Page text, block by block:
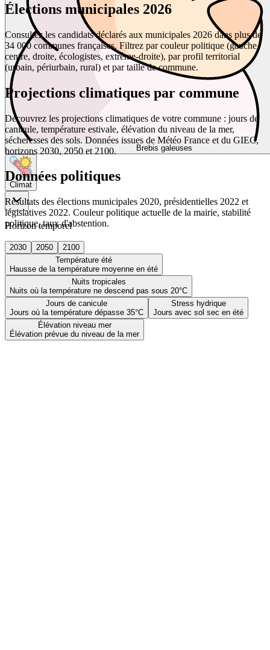
Brebis galeuses
Climat
Horizon temporel
2030 2050
2100
Température été
Hausse de la température moyenne en été
Nuits tropicales
Nuits où la température ne descend pas sous 20°C
Jours de canicule
Jours où la température dépasse 35°C
Stress hydrique
Jours avec sol sec en été
Élévation niveau mer
Élévation prévue du niveau de la mer
Élections municipales 2026
Consultez les candidats déclarés aux municipales 2026 dans plus de
34 000 communes françaises. Filtrez par couleur politique (gauche,
centre, droite, écologistes, extrême-droite), par profil territorial
(urbain, périurbain, rural) et par taille de commune.
Projections climatiques par commune
Découvrez les projections climatiques de votre commune : jours de
canicule, température estivale, élévation du niveau de la mer,
sécheresses des sols. Données issues de Météo France et du GIEC,
horizons 2030, 2050 et 2100.
Données politiques
Résultats des élections municipales 2020, présidentielles 2022 et
législatives 2022. Couleur politique actuelle de la mairie, stabilité
politique, taux d'abstention.